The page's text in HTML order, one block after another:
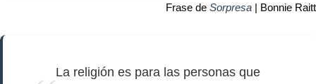
Frase de Sorpresa | Bonnie Raitt
La religión es para las personas que